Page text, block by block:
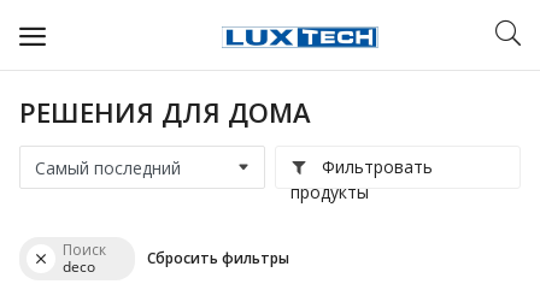
WIFI ДЛЯ ДОМА
РЕШЕНИЯ ДЛЯ ДОМА
ДЛЯ ОПЕРАТОРОВ СВЯЗИ
РЕШЕНИЯ ДЛЯ ДОМА
Фильтровать
продукты
Поиск
deco
Сбросить фильтры